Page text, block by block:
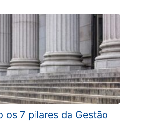
os 7 pilares da Gestão